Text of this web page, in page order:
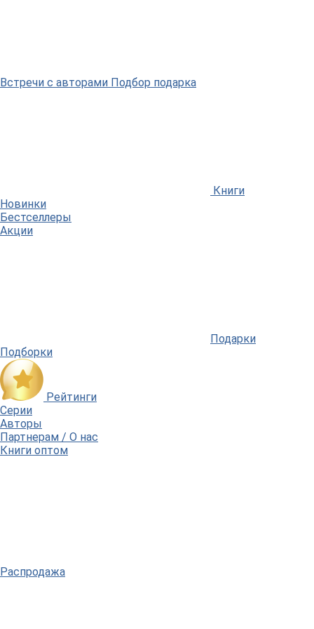
Встречи с авторами Подбор подарка
Книги
Новинки
Бестселлеры
Акции
Подарки
Подборки
Рейтинги
Серии
Авторы
Партнерам / О нас
Книги оптом
Распродажа